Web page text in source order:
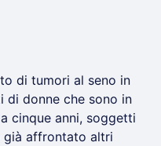
di tumori al seno in
di donne che sono in
cinque anni, soggetti
già affrontato altri